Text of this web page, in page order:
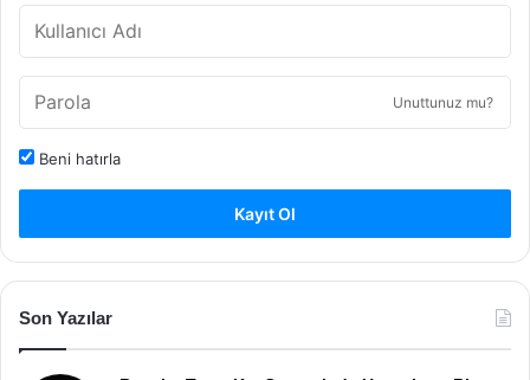
Unuttunuz mu?
Beni hatırla
Kayıt Ol
Son Yazılar